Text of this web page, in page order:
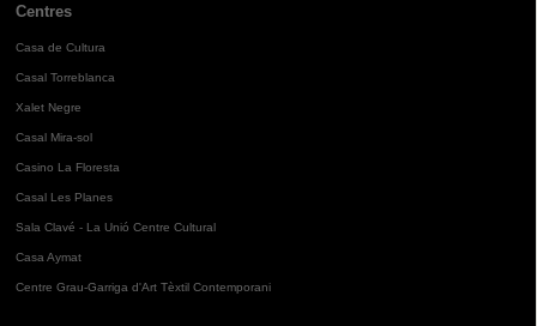
Centres
Casa de Cultura
Casal Torreblanca
Xalet Negre
Casal Mira-sol
Casino La Floresta
Casal Les Planes
Sala Clavé - La Unió Centre Cultural
Casa Aymat
Centre Grau-Garriga d'Art Tèxtil Contemporani